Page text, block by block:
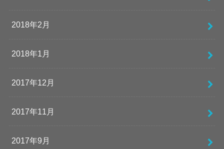
2018年2月
2018年1月
2017年12月
2017年11月
2017年9月